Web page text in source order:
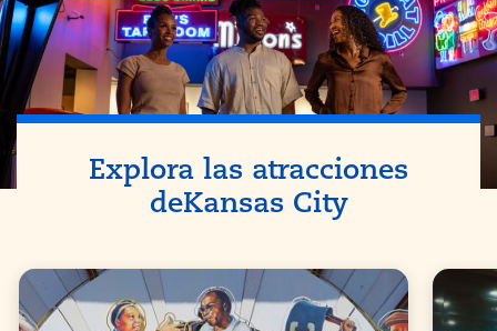
Explora las atracciones
deKansas City